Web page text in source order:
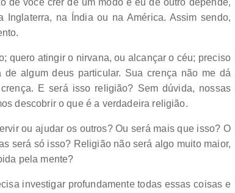
na Índia ou na América. Assim sendo,
quero atingir o nirvana, ou alcançar o céu; preciso
algum deus particular. Sua crença não me dá
E será isso religião? Sem dúvida, nossas
descobrir o que é a verdadeira religião.
ou ajudar os outros? Ou será mais que isso? O
será só isso? Religião não será algo muito maior,
pela mente?
investigar profundamente todas essas coisas e